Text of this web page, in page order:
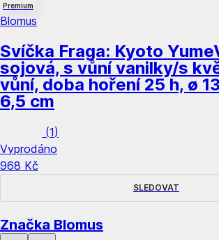
Premium
Blomus
Svíčka Fraga: Kyoto Yume
sojová, s vůní vanilky/s
vůní, doba hoření 25 h, ø
6,5 cm
(1)
Vyprodáno
968 Kč
SLEDOVAT
Značka Blomus